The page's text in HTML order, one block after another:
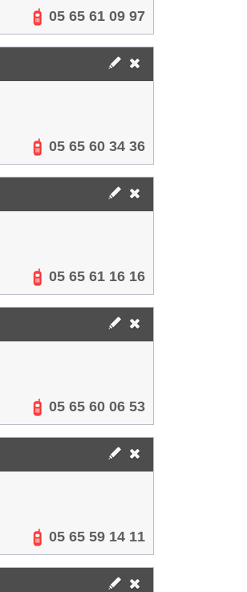
05 65 61 09 97
05 65 60 34 36
05 65 61 16 16
05 65 60 06 53
05 65 59 14 11